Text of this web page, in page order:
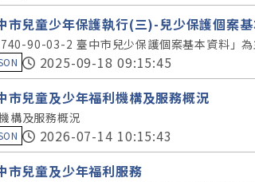
兒童少年保護執行(三)-兒少保護個案
90-03-2 臺中市兒少保護個案基本資料」為
2025-09-18 09:15:45
兒童及少年福利機構及服務概況
構及服務概況
2026-07-14 10:15:43
兒童及少年福利服務